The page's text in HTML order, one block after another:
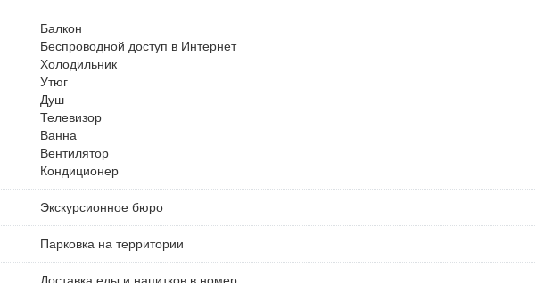
Балкон
Беспроводной доступ в Интернет
Холодильник
Утюг
Душ
Телевизор
Ванна
Вентилятор
Кондиционер
Экскурсионное бюро
Парковка на территории